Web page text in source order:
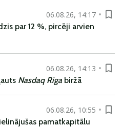
06.08.26, 14:17
par 12 %, pircēji arvien
06.08.26, 14:13
Nasdaq Riga biržā
06.08.26, 10:55
pamatkapitālu